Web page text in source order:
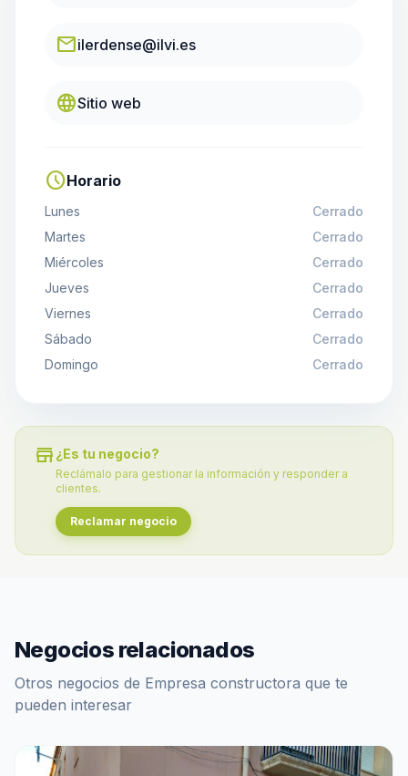
emaililerdense@ilvi.es
languageSitio web
scheduleHorario
Lunes
Cerrado
Martes
Cerrado
Miércoles
Cerrado
Jueves
Cerrado
Viernes
Cerrado
Sábado
Cerrado
Domingo
Cerrado
store ¿Es tu negocio?
Reclámalo para gestionar la información y responder a
clientes.
Reclamar negocio
Negocios relacionados
Otros negocios de Empresa constructora que te
pueden interesar